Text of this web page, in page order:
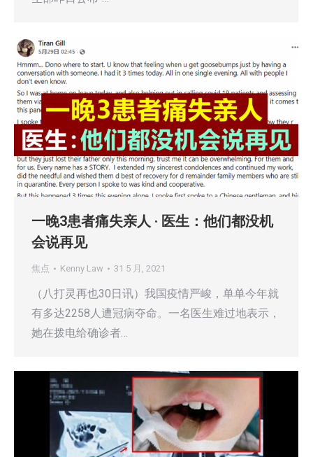
一晚3患者痛失亲人 · 医生：他们都没机
会说再见
焦点 Kenny Law 31 5 月, 2021
（八打灵再也30日讯）我国疫情严峻，单单今年就
有多达2258人遭冠病夺命。一名医生难过地表示，
她在拨电给确诊者…